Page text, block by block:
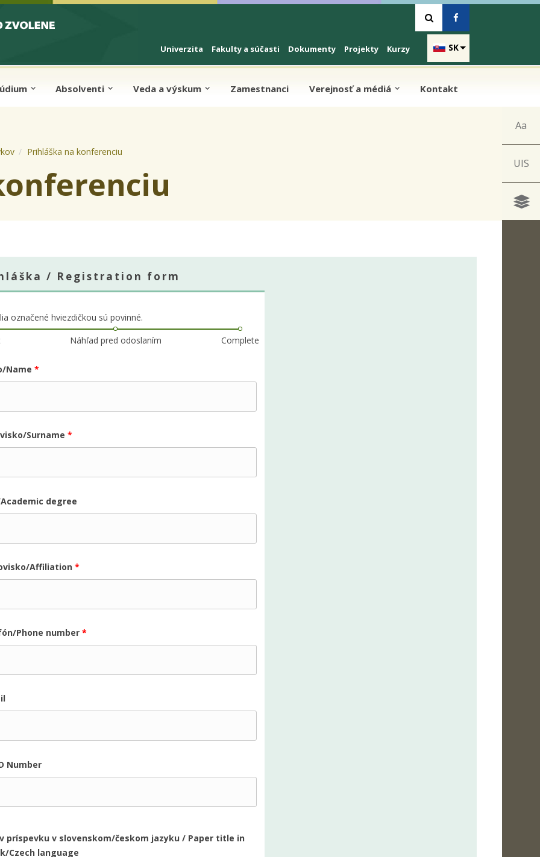
SK
Univerzita Fakulty a súčasti Dokumenty Projekty Kurzy
Absolventi Veda a výskum Zamestnanci Verejnosť a médiá Kontakt
Aa
UIS
Prihláška na konferenciu
/ Registration form
označené hviezdičkou sú povinné.
Náhľad pred odoslaním Complete
Name *
Surname *
degree
Affiliation *
Phone number *
Number
príspevku v slovenskom/českom jazyku / Paper title in
Czech language